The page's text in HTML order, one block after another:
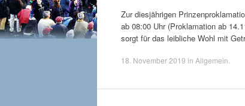
Zur diesjährigen
ab 08:00 Uhr (Proklamation ab
sorgt für das leibliche Wohl mit
18. November 2019 in Allgemein